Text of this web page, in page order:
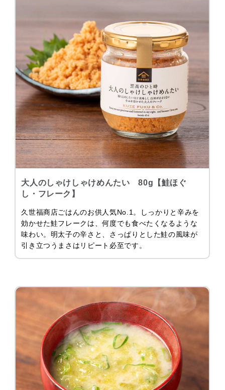
大人のしゃけしゃけめんたい 80g【鮭ほぐ
し・フレーク】
久世福商店ごはんのお供人気No.1。しっかりと辛みを
効かせた鮭フレークは、何度でも食べたくなるような
味わい。明太子の辛さと、さっぱりとした鮭の風味が
引き立つうまさはリピート必至です。